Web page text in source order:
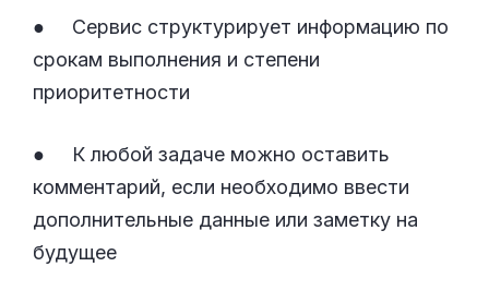
● Сервис структурирует информацию по
срокам выполнения и степени
приоритетности
● К любой задаче можно оставить
комментарий, если необходимо ввести
дополнительные данные или заметку на
будущее